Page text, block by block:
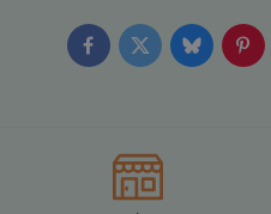
FacebookTwitterBluesky